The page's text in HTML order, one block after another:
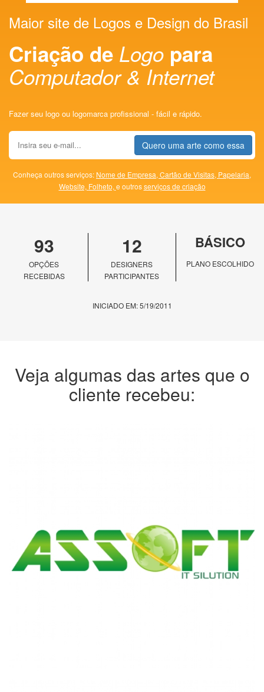
Maior site de Logos e Design do Brasil
Criação de Logo para
Computador & Internet
Fazer seu logo ou logomarca profissional - fácil e rápido.
Quero uma arte como essa
Conheça outros serviços: Nome de Empresa, Cartão de Visitas, Papelaria,
Website, Folheto, e outrosserviços de criação
93
OPÇÕES
RECEBIDAS
12
DESIGNERS
PARTICIPANTES
BÁSICO
PLANO ESCOLHIDO
INICIADO EM: 5/19/2011
Veja algumas das artes que o
cliente recebeu: